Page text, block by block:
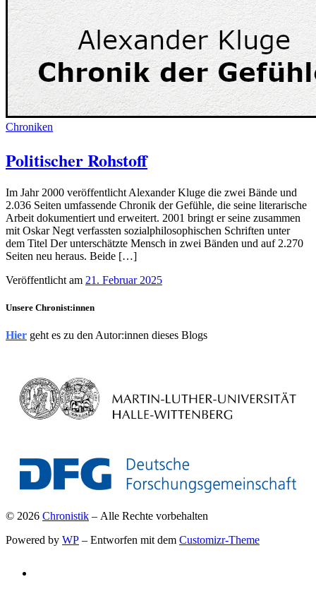
Chroniken
Politischer Rohstoff
Im Jahr 2000 veröffentlicht Alexander Kluge die zwei Bände und
2.036 Seiten umfassende Chronik der Gefühle, die seine literarische
Arbeit dokumentiert und erweitert. 2001 bringt er seine zusammen
mit Oskar Negt verfassten sozialphilosophischen Schriften unter
dem Titel Der unterschätzte Mensch in zwei Bänden und auf 2.270
Seiten neu heraus. Beide […]
Veröffentlicht am 21. Februar 2025
Unsere Chronist:innen
Hier geht es zu den Autor:innen dieses Blogs
© 2026 Chronistik – Alle Rechte vorbehalten
Powered by WP – Entworfen mit dem Customizr-Theme